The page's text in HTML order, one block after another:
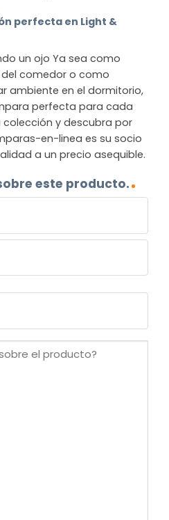
perfecta en Light &
un ojo Ya sea como
comedor o como
ambiente en el dormitorio,
perfecta para cada
y descubra por
en-linea es su socio
a un precio asequible.
este producto.